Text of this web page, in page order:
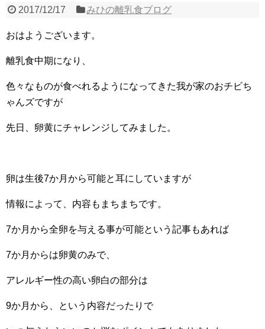
2017/12/17 みひの離乳食ブログ
おはようございます。
離乳食中期になり、
色々なものが食べれるようになってきた我が家のおチビち
ゃんズですが
先日、卵黄にチャレンジしてみました。
卵は生後7か月から可能と耳にしていますが
情報によって、内容もまちまちです。
7か月から全卵を与える事が可能という記事もあれば
7か月からは卵黄のみで、
アレルギー性の高い卵白の部分は
9か月から、という内容だったりで